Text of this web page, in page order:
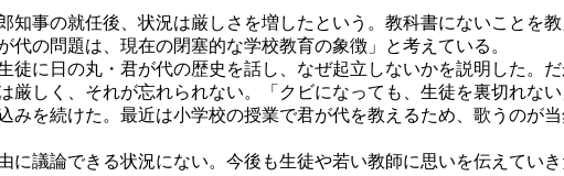
事の就任後、状況は厳しさを増したという。教科書にないことを
代の問題は、現在の閉塞的な学校教育の象徴」と考えている。
に日の丸・君が代の歴史を話し、なぜ起立しないかを説明した。
厳しく、それが忘れられない。「クビになっても、生徒を裏切れな
を続けた。最近は小学校の授業で君が代を教えるため、歌うのが
議論できる状況にない。今後も生徒や若い教師に思いを伝えていき